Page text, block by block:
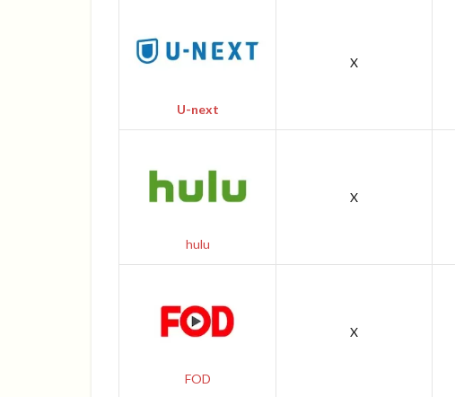
U-next
X
hulu
X
FOD
X